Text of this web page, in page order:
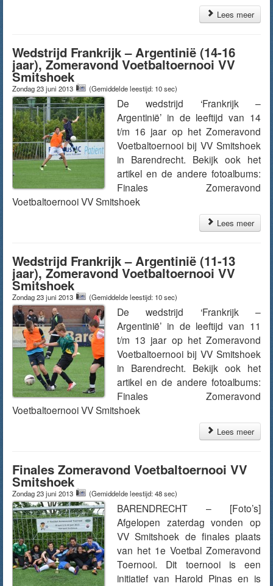
Lees meer
Wedstrijd Frankrijk – Argentinië (14-16
jaar), Zomeravond Voetbaltoernooi VV
Smitshoek
Zondag 23 juni 2013 (Gemiddelde leestijd: 10 sec)
De wedstrijd ‘Frankrijk –
Argentinië’ in de leeftijd van 14
t/m 16 jaar op het Zomeravond
Voetbaltoernooi bij VV Smitshoek
in Barendrecht. Bekijk ook het
artikel en de andere fotoalbums:
Finales Zomeravond
Voetbaltoernooi VV Smitshoek
Lees meer
Wedstrijd Frankrijk – Argentinië (11-13
jaar), Zomeravond Voetbaltoernooi VV
Smitshoek
Zondag 23 juni 2013 (Gemiddelde leestijd: 10 sec)
De wedstrijd ‘Frankrijk –
Argentinië’ in de leeftijd van 11
t/m 13 jaar op het Zomeravond
Voetbaltoernooi bij VV Smitshoek
in Barendrecht. Bekijk ook het
artikel en de andere fotoalbums:
Finales Zomeravond
Voetbaltoernooi VV Smitshoek
Lees meer
Finales Zomeravond Voetbaltoernooi VV
Smitshoek
Zondag 23 juni 2013 (Gemiddelde leestijd: 48 sec)
BARENDRECHT – [Foto’s]
Afgelopen zaterdag vonden op
VV Smitshoek de finales plaats
van het 1e Voetbal Zomeravond
Toernooi. Dit toernooi is een
initiatief van Harold Pinas en is